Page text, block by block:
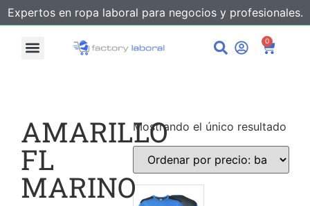
Expertos en ropa laboral para negocios y profesionales.
0
Mostrando el único resultado
AMARILLO
FL
MARINO